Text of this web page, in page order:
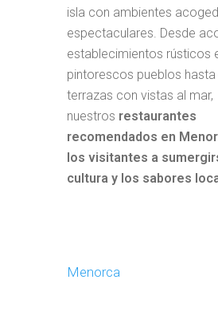
isla con ambientes
espectaculares. Desde
establecimientos rústicos
pintorescos pueblos
terrazas con vistas al mar,
nuestros restaurantes
recomendados en
los visitantes a
cultura y los sabores
Menorca